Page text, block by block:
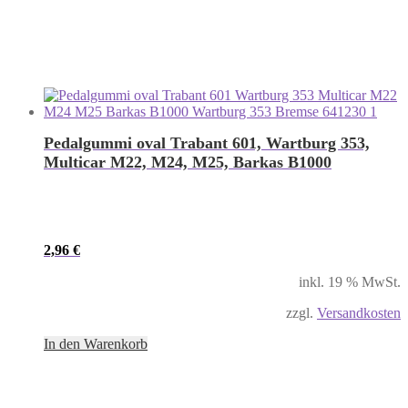
Pedalgummi oval Trabant 601, Wartburg 353,
Multicar M22, M24, M25, Barkas B1000
2,96 €
inkl. 19 % MwSt.
zzgl. Versandkosten
In den Warenkorb